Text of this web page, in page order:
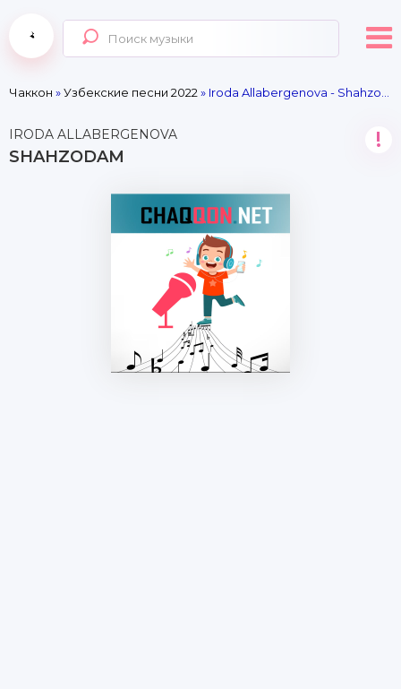
Чаккон »Узбекские песни 2022 » Iroda Allabergenova - Shahzodam
IRODA ALLABERGENOVA
SHAHZODAM
!